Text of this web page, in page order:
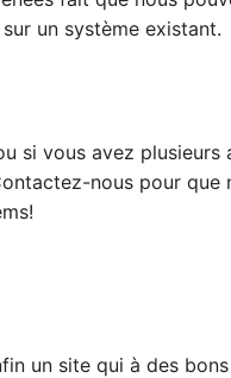
un système existant.
si vous avez plusieurs
nous pour
un site qui à des